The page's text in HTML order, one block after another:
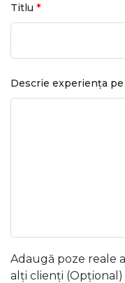
Titlu *
Descrie experiența
Adaugă poze reale
alți clienți (Opțional)